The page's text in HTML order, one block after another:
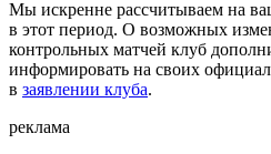
Мы искренне рассчитываем на
в этот период. О возможных
контрольных матчей клуб
информировать на своих
в заявлении клуба.
реклама